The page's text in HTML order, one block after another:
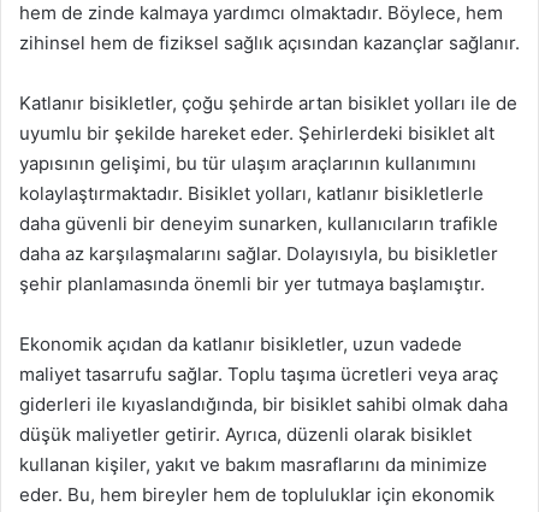
hem de zinde kalmaya yardımcı olmaktadır. Böylece, hem
zihinsel hem de fiziksel sağlık açısından kazançlar sağlanır.
Katlanır bisikletler, çoğu şehirde artan bisiklet yolları ile de
uyumlu bir şekilde hareket eder. Şehirlerdeki bisiklet alt
yapısının gelişimi, bu tür ulaşım araçlarının kullanımını
kolaylaştırmaktadır. Bisiklet yolları, katlanır bisikletlerle
daha güvenli bir deneyim sunarken, kullanıcıların trafikle
daha az karşılaşmalarını sağlar. Dolayısıyla, bu bisikletler
şehir planlamasında önemli bir yer tutmaya başlamıştır.
Ekonomik açıdan da katlanır bisikletler, uzun vadede
maliyet tasarrufu sağlar. Toplu taşıma ücretleri veya araç
giderleri ile kıyaslandığında, bir bisiklet sahibi olmak daha
düşük maliyetler getirir. Ayrıca, düzenli olarak bisiklet
kullanan kişiler, yakıt ve bakım masraflarını da minimize
eder. Bu, hem bireyler hem de topluluklar için ekonomik